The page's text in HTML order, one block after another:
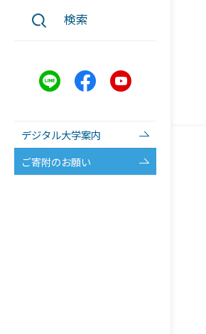
検索
デジタル大学案内
ご寄附のお願い